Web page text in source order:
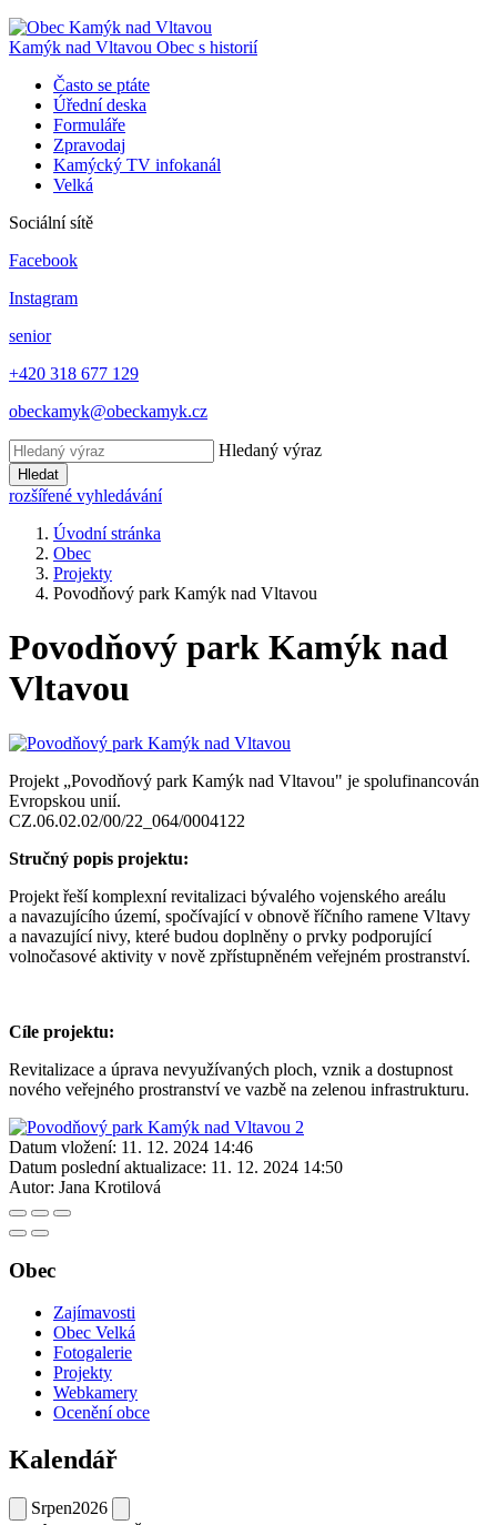
Kamýk nad Vltavou Obec s historií
Často se ptáte
Úřední deska
Formuláře
Zpravodaj
Kamýcký TV infokanál
Velká
Sociální sítě
Facebook
Instagram
senior
+420 318 677 129
obeckamyk@obeckamyk.cz
Hledaný výraz
Hledat
rozšířené vyhledávání
Úvodní stránka
Obec
Projekty
Povodňový park Kamýk nad Vltavou
Povodňový park Kamýk nad
Vltavou
Projekt „Povodňový park Kamýk nad Vltavou" je spolufinancován
Evropskou unií.
CZ.06.02.02/00/22_064/0004122
Stručný popis projektu:
Projekt řeší komplexní revitalizaci bývalého vojenského areálu
a navazujícího území, spočívající v obnově říčního ramene Vltavy
a navazující nivy, které budou doplněny o prvky podporující
volnočasové aktivity v nově zpřístupněném veřejném prostranství.
Cíle projektu:
Revitalizace a úprava nevyužívaných ploch, vznik a dostupnost
nového veřejného prostranství ve vazbě na zelenou infrastrukturu.
Datum vložení: 11. 12. 2024 14:46
Datum poslední aktualizace: 11. 12. 2024 14:50
Autor: Jana Krotilová
Obec
Zajímavosti
Obec Velká
Fotogalerie
Projekty
Webkamery
Ocenění obce
Kalendář
Srpen2026